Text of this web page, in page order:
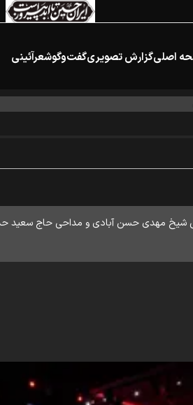
اصلیگزارش تصویریگفت‌وگوشعرآئینی
شیخ مهدی حسن آبادی و مداحی حاج